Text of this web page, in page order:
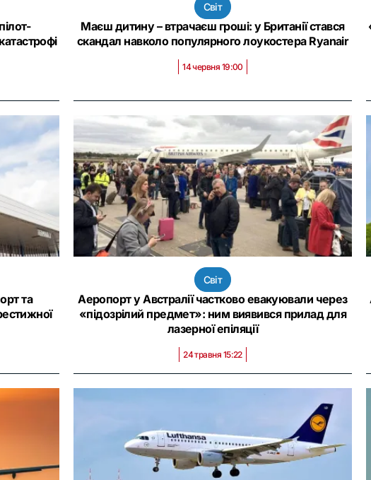
Світ
Маєш дитину – втрачаєш гроші: у Британії стався
скандал навколо популярного лоукостера Ryanair
14 червня 19:00
та
Світ
Аеропорт у Австралії частково евакуювали через
«підозрілий предмет»: ним виявився прилад для
лазерної епіляції
24 травня 15:22